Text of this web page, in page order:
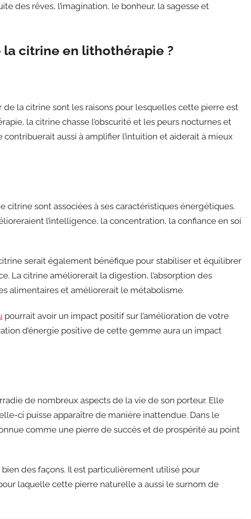
des rêves, l’imagination, le bonheur, la sagesse et
citrine en lithothérapie ?
la citrine sont les raisons pour lesquelles cette pierre est
la citrine chasse l’obscurité et les peurs nocturnes et
aussi à amplifier l’intuition et aiderait à mieux
sont associées à ses caractéristiques énergétiques.
l’intelligence, la concentration, la confiance en soi
serait également bénéfique pour stabiliser et équilibrer
La citrine améliorerait la digestion, l’absorption des
alimentaires et améliorerait le métabolisme.
pourrait avoir un impact positif sur l’amélioration de votre
d’énergie positive de cette gemme aura un impact
de nombreux aspects de la vie de son porteur. Elle
ci puisse apparaître de manière inattendue. Dans le
comme une pierre de succès et de prospérité au point
des façons. Il est particulièrement utilisé pour
laquelle cette pierre naturelle a aussi le surnom de